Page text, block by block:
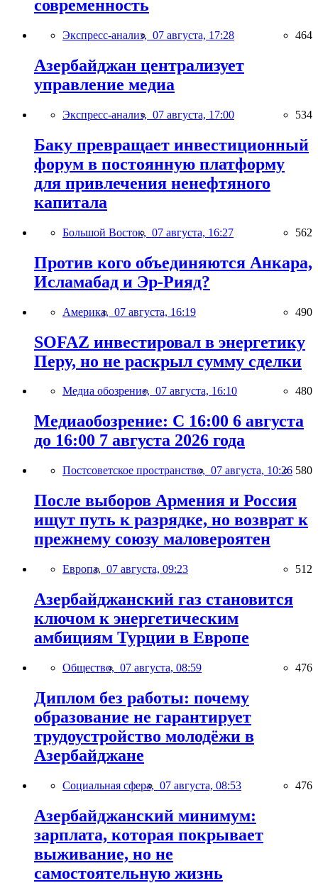
современность
Экспресс-анализ, 07 августа, 17:28 464
Азербайджан централизует
управление медиа
Экспресс-анализ, 07 августа, 17:00 534
Баку превращает инвестиционный
форум в постоянную платформу
для привлечения ненефтяного
капитала
Большой Восток, 07 августа, 16:27 562
Против кого объединяются Анкара,
Исламабад и Эр-Рияд?
Америка, 07 августа, 16:19 490
SOFAZ инвестировал в энергетику
Перу, но не раскрыл сумму сделки
Медиа обозрение, 07 августа, 16:10 480
Медиаобозрение: С 16:00 6 августа
до 16:00 7 августа 2026 года
Постсоветское пространство, 07 августа, 10:26 580
После выборов Армения и Россия
ищут путь к разрядке, но возврат к
прежнему союзу маловероятен
Европа, 07 августа, 09:23 512
Азербайджанский газ становится
ключом к энергетическим
амбициям Турции в Европе
Общество, 07 августа, 08:59 476
Диплом без работы: почему
образование не гарантирует
трудоустройство молодёжи в
Азербайджане
Социальная сфера, 07 августа, 08:53 476
Азербайджанский минимум:
зарплата, которая покрывает
выживание, но не
самостоятельную жизнь